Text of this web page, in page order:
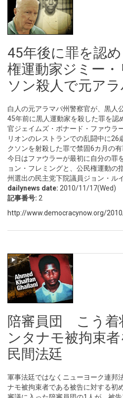
45年後に罪を認
権運動家ジミー・
ソン殺人で元ア
白人の元アラマバ州警察官が、黒人
45年前に黒人運動家を殺した罪を認
官ジェイムズ・ボナード・ファウラ
リオンのレストランでの乱闘中に26
クソンを射殺した罪で禁固6カ月の
今日はファウラーが最初に自分の罪
ョン・フレミングと、公民権運動の
州選出の民主党下院議員ジョン・ル
dailynews date: 2010/11/17(Wed)
記事番号: 2
http://www.democracynow.org/
陪審員団 こう
ンタナモ被拘束
民間法廷
軍事法廷ではなくニューヨーク連邦
ナモ被拘束者である被告に対する初